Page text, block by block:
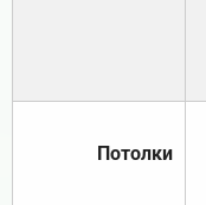
Потолки